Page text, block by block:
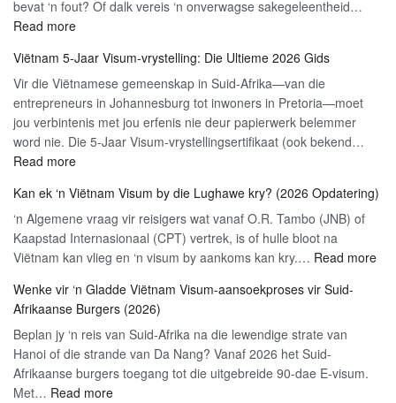
vir
E-
visum
Toeris:
2026
Stap-
Gids
bevat ‘n fout? Of dalk vereis ‘n onverwagse sakegeleentheid…
Read more:
Viëtnam
Visum:
Vinnig,
Gerieflik
&
Gewaarborg
2026
Viëtnam 5-Jaar Visum-vrystelling: Die Ultieme 2026 Gids
Vir die Viëtnamese gemeenskap in Suid-Afrika—van die
entrepreneurs in Johannesburg tot inwoners in Pretoria—moet
jou verbintenis met jou erfenis nie deur papierwerk belemmer
word nie. Die 5-Jaar Visum-vrystellingsertifikaat (ook bekend…
Read more:
5-
Jaar
Visum-
vrystelling:
Ultieme
2026
Gids
Kan ek ‘n Viëtnam Visum by die Lughawe kry? (2026 Opdatering)
‘n Algemene vraag vir reisigers wat vanaf O.R. Tambo (JNB) of
Kaapstad Internasionaal (CPT) vertrek, is of hulle bloot na
Viëtnam kan vlieg en ‘n visum by aankoms kan kry.… Read more:
Wenke vir ‘n Gladde Viëtnam Visum-aansoekproses vir Suid-
Afrikaanse Burgers (2026)
Beplan jy ‘n reis van Suid-Afrika na die lewendige strate van
Hanoi of die strande van Da Nang? Vanaf 2026 het Suid-
Afrikaanse burgers toegang tot die uitgebreide 90-dae E-visum.
Met… Read more: